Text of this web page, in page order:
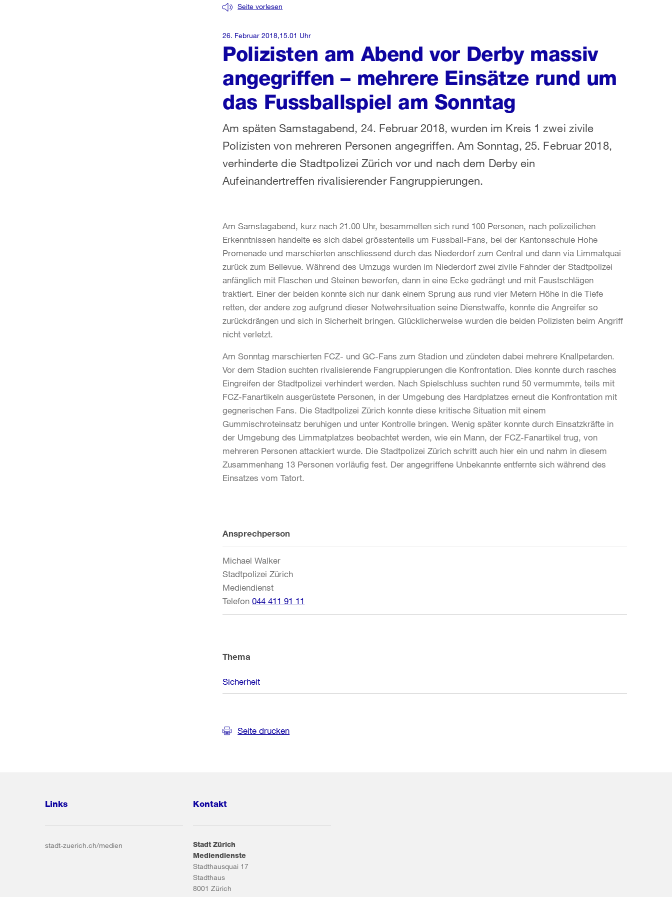
Polizisten am Abend vor Derby massiv
angegriffen – mehrere Einsätze rund um
das Fussballspiel am Sonntag
Seite vorlesen
Am späten Samstagabend, 24. Februar 2018, wurden im Kreis 1 zwei zivile
Polizisten von mehreren Personen angegriffen. Am Sonntag, 25. Februar 2018,
verhinderte die Stadtpolizei Zürich vor und nach dem Derby ein
Aufeinandertreffen rivalisierender Fangruppierungen.
26. Februar 2018,15.01 Uhr
Am Samstagabend, kurz nach 21.00 Uhr, besammelten sich rund 100 Personen, nach polizeilichen
Erkenntnissen handelte es sich dabei grösstenteils um Fussball-Fans, bei der Kantonsschule Hohe
Promenade und marschierten anschliessend durch das Niederdorf zum Central und dann via Limmatquai
zurück zum Bellevue. Während des Umzugs wurden im Niederdorf zwei zivile Fahnder der Stadtpolizei
anfänglich mit Flaschen und Steinen beworfen, dann in eine Ecke gedrängt und mit Faustschlägen
traktiert. Einer der beiden konnte sich nur dank einem Sprung aus rund vier Metern Höhe in die Tiefe
retten, der andere zog aufgrund dieser Notwehrsituation seine Dienstwaffe, konnte die Angreifer so
zurückdrängen und sich in Sicherheit bringen. Glücklicherweise wurden die beiden Polizisten beim Angriff
nicht verletzt.
Am Sonntag marschierten FCZ- und GC-Fans zum Stadion und zündeten dabei mehrere Knallpetarden.
Vor dem Stadion suchten rivalisierende Fangruppierungen die Konfrontation. Dies konnte durch rasches
Eingreifen der Stadtpolizei verhindert werden. Nach Spielschluss suchten rund 50 vermummte, teils mit
FCZ-Fanartikeln ausgerüstete Personen, in der Umgebung des Hardplatzes erneut die Konfrontation mit
gegnerischen Fans. Die Stadtpolizei Zürich konnte diese kritische Situation mit einem
Gummischroteinsatz beruhigen und unter Kontrolle bringen. Wenig später konnte durch Einsatzkräfte in
der Umgebung des Limmatplatzes beobachtet werden, wie ein Mann, der FCZ-Fanartikel trug, von
mehreren Personen attackiert wurde. Die Stadtpolizei Zürich schritt auch hier ein und nahm in diesem
Zusammenhang 13 Personen vorläufig fest. Der angegriffene Unbekannte entfernte sich während des
Einsatzes vom Tatort.
Weitere
Informationen
Ansprechperson
Michael Walker
Stadtpolizei Zürich
Mediendienst
Telefon 044 411 91 11
Thema
Sicherheit
Seite drucken
Links
stadt-zuerich.ch/medien
Kontakt
Stadt Zürich
Mediendienste
Stadthausquai 17
Stadthaus
8001 Zürich